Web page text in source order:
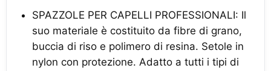
SPAZZOLE PER CAPELLI PROFESSIONALI: Il
suo materiale è costituito da fibre di grano,
buccia di riso e polimero di resina. Setole in
nylon con protezione. Adatto a tutti i tipi di